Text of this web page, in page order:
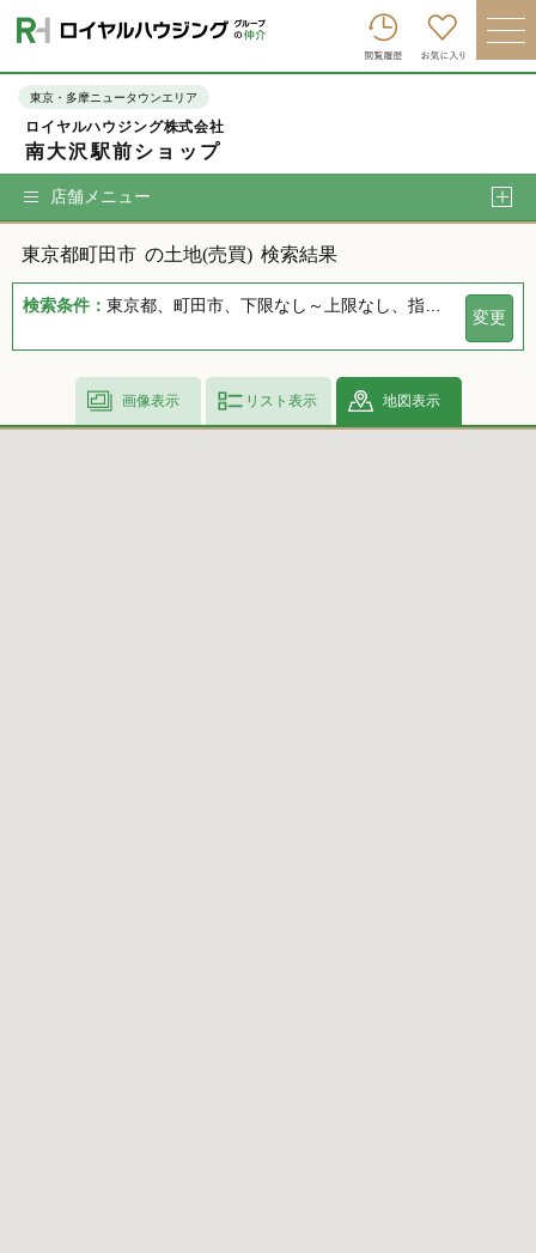
東京・多摩ニュータウンエリア
ロイヤルハウジング株式会社
南大沢駅前ショップ
店舗メニュー
東京都町田市 の土地(売買) 検索結果
検索条件： 東京都、町田市、下限なし～上限なし、指定しない、指定なし、指定しない、下限なし～上限なし、指定なし
変更
画像表示 リスト表示 地図表示
ロイヤルハウジンググループトップへ
買いたい
売りたい
借りたい
貸したい
ログイン 会員登録